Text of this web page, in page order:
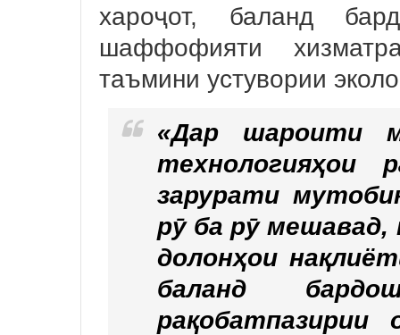
хароҷот, баланд
шаффофияти
таъмини устувории
«Дар шароити
технологияҳои
зарурати
рӯ ба рӯ мешавад,
долонҳои
баланд